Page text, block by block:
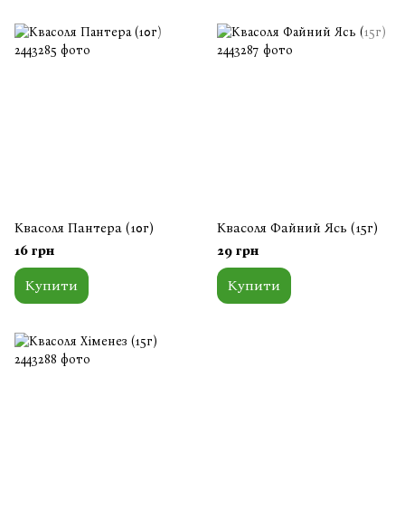
Квасоля Пантера (10г)
16 грн
Купити
Квасоля Файний Ясь (15г)
29 грн
Купити